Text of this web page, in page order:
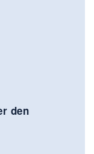
den